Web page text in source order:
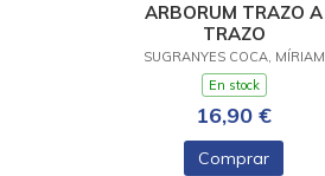
ARBORUM TRAZO A
TRAZO
SUGRANYES COCA, MÍRIAM
En stock
16,90 €
Comprar